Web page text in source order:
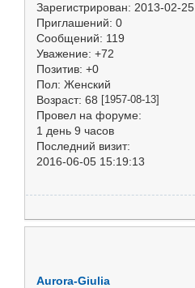
Зарегистрирован: 2013-02-25
Приглашений: 0
Сообщений: 119
Уважение: +72
Позитив: +0
Пол: Женский
Возраст: 68 [1957-08-13]
Провел на форуме:
1 день 9 часов
Последний визит:
2016-06-05 15:19:13
Aurora-Giulia